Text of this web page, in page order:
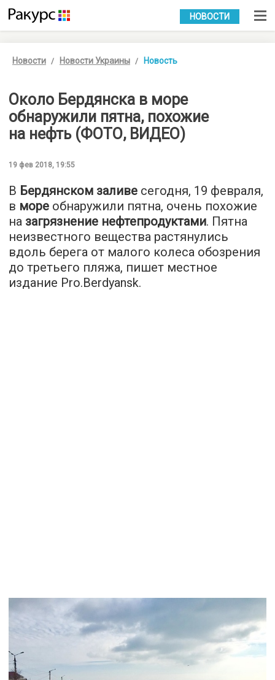
УКР РУС
НОВОСТИ
Новости Новости Украины Новость
Около Бердянска в море
обнаружили пятна, похожие
на нефть (ФОТО, ВИДЕО)
19 фев 2018, 19:55
В Бердянском заливе сегодня, 19 февраля,
в море обнаружили пятна, очень похожие
на загрязнение нефтепродуктами. Пятна
неизвестного вещества растянулись
вдоль берега от малого колеса обозрения
до третьего пляжа, пишет местное
издание Pro.Berdyansk.